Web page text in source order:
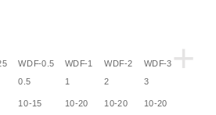
+
WDF-0.5 WDF-1 WDF-2
WDF-3
0.5 1 2 3
10-15 10-20 10-20 10-20